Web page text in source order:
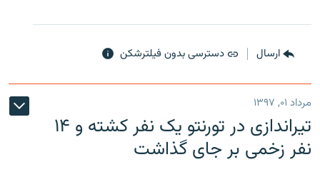
ارسال دسترسی بدون فیلترشکن
مرداد ۰۱, ۱۳۹۷
تیراندازی در تورنتو یک نفر کشته و ۱۴
نفر زخمی بر جای گذاشت